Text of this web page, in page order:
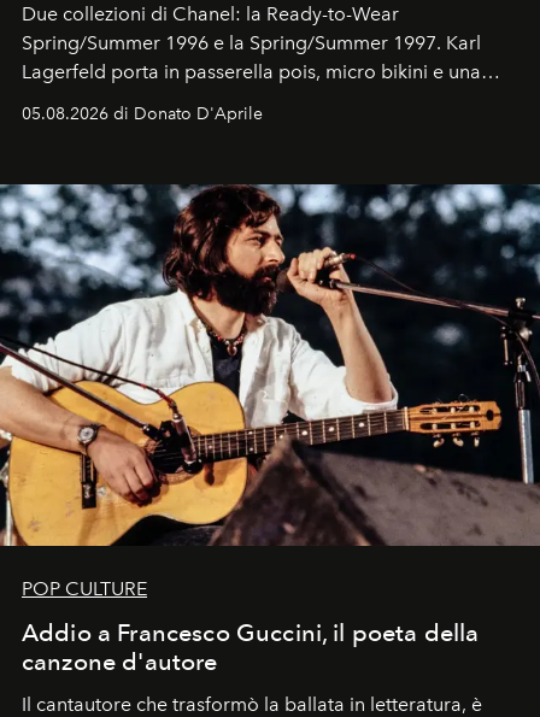
Due collezioni di Chanel: la Ready-to-Wear
Spring/Summer 1996 e la Spring/Summer 1997. Karl
Lagerfeld porta in passerella pois, micro bikini e una
logomania pensata per la spiaggia
Kate, Claudia e Carla una dietro l'altra. Trent'anni dopo,
uno dei documenti più contemporanei che abbiamo.
05.08.2026 di Donato D'Aprile
POP CULTURE
Addio a Francesco Guccini, il poeta della
canzone d'autore
Il cantautore che trasformò la ballata in letteratura, è